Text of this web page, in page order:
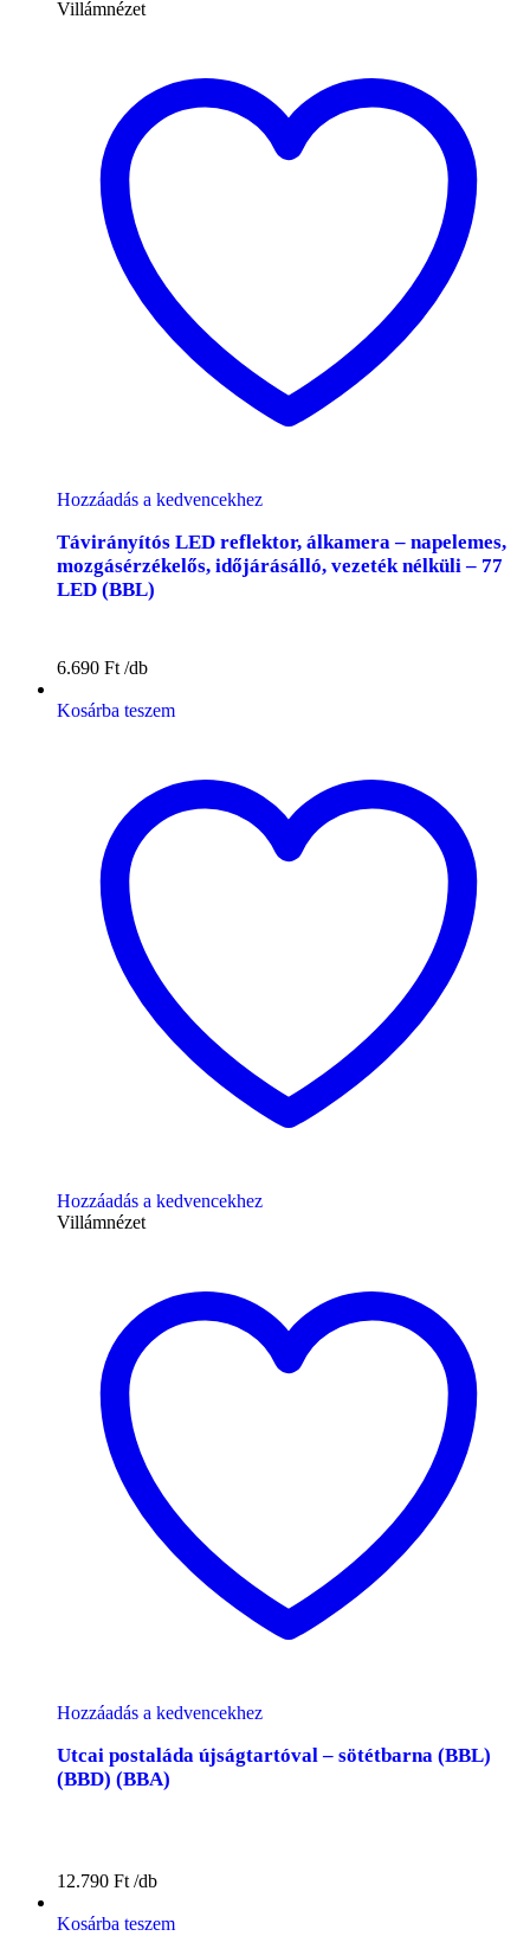
Villámnézet
Hozzáadás a kedvencekhez
Távirányítós LED reflektor, álkamera – napelemes,
mozgásérzékelős, időjárásálló, vezeték nélküli – 77
LED (BBL)
6.690 Ft
Kosárba teszem
Hozzáadás a kedvencekhez
Villámnézet
Hozzáadás a kedvencekhez
Utcai postaláda újságtartóval – sötétbarna (BBL)
(BBD) (BBA)
12.790 Ft
Kosárba teszem